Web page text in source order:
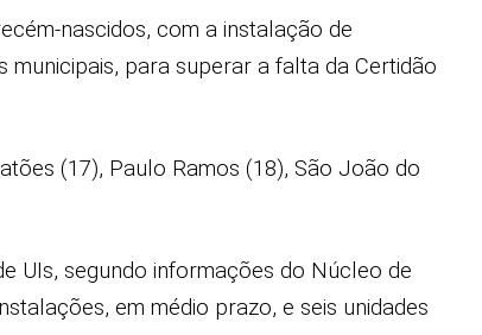
nascidos, com a instalação de
municipais, para superar a falta da Certidão
(17), Paulo Ramos (18), São João do
UIs, segundo informações do Núcleo de
em médio prazo, e seis unidades